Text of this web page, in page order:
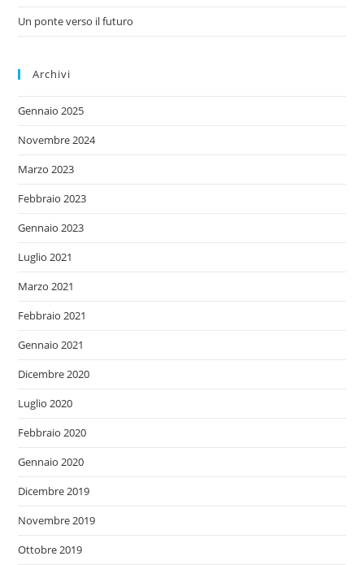
Un ponte verso il futuro
Archivi
Gennaio 2025
Novembre 2024
Marzo 2023
Febbraio 2023
Gennaio 2023
Luglio 2021
Marzo 2021
Febbraio 2021
Gennaio 2021
Dicembre 2020
Luglio 2020
Febbraio 2020
Gennaio 2020
Dicembre 2019
Novembre 2019
Ottobre 2019